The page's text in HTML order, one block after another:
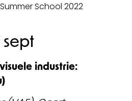
School 2022
industrie: